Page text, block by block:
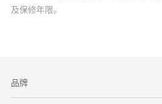
及保修年限。
品牌